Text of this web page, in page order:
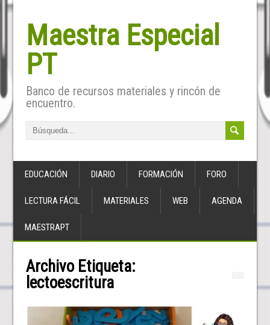
Maestra Especial
PT
Banco de recursos materiales y rincón de
encuentro.
EDUCACIÓN DIARIO FORMACIÓN FORO
LECTURA FÁCIL MATERIALES WEB AGENDA
MAESTRAPT
Archivo Etiqueta:
lectoescritura